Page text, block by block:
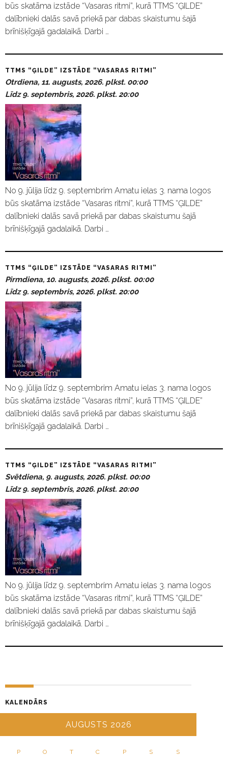
būs skatāma izstāde “Vasaras ritmi”, kurā TTMS “ĢILDE”
dalībnieki dalās savā priekā par dabas skaistumu šajā
brīnišķīgajā gadalaikā. Darbi …
TTMS “ĢILDE” IZSTĀDE “VASARAS RITMI”
Otrdiena, 11. augusts, 2026. plkst. 00:00
Līdz 9. septembris, 2026. plkst. 20:00
No 9. jūlija līdz 9. septembrim Amatu ielas 3. nama logos
būs skatāma izstāde “Vasaras ritmi”, kurā TTMS “ĢILDE”
dalībnieki dalās savā priekā par dabas skaistumu šajā
brīnišķīgajā gadalaikā. Darbi …
TTMS “ĢILDE” IZSTĀDE “VASARAS RITMI”
Pirmdiena, 10. augusts, 2026. plkst. 00:00
Līdz 9. septembris, 2026. plkst. 20:00
No 9. jūlija līdz 9. septembrim Amatu ielas 3. nama logos
būs skatāma izstāde “Vasaras ritmi”, kurā TTMS “ĢILDE”
dalībnieki dalās savā priekā par dabas skaistumu šajā
brīnišķīgajā gadalaikā. Darbi …
TTMS “ĢILDE” IZSTĀDE “VASARAS RITMI”
Svētdiena, 9. augusts, 2026. plkst. 00:00
Līdz 9. septembris, 2026. plkst. 20:00
No 9. jūlija līdz 9. septembrim Amatu ielas 3. nama logos
būs skatāma izstāde “Vasaras ritmi”, kurā TTMS “ĢILDE”
dalībnieki dalās savā priekā par dabas skaistumu šajā
brīnišķīgajā gadalaikā. Darbi …
KALENDĀRS
AUGUSTS 2026
P O T C P S S